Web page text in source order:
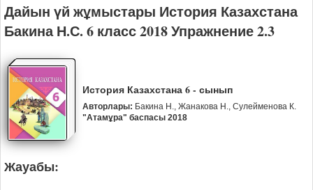
Дайын үй жұмыстары История Казахстана
Бакина Н.С. 6 класс 2018 Упражнение 2.3
История Казахстана 6 - сынып
Авторлары: Бакина Н., Жанакова Н., Сулейменова К.
"Атамұра" баспасы 2018
Жауабы: